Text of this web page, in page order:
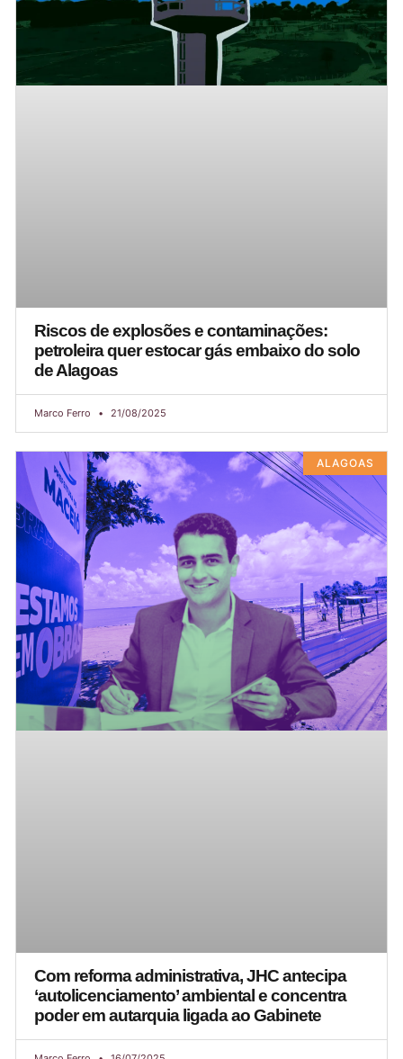
Riscos de explosões e contaminações:
petroleira quer estocar gás embaixo do solo
de Alagoas
Marco Ferro 21/08/2025
ALAGOAS
Com reforma administrativa, JHC antecipa
‘autolicenciamento’ ambiental e concentra
poder em autarquia ligada ao Gabinete